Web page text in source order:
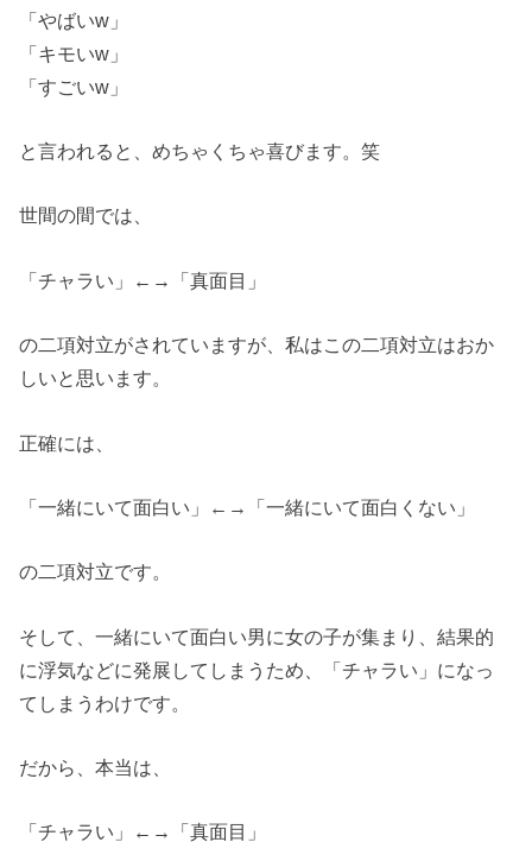
「やばいw」
「キモいw」
「すごいw」
と言われると、めちゃくちゃ喜びます。笑
世間の間では、
「チャラい」←→「真面目」
の二項対立がされていますが、私はこの二項対立はおか
しいと思います。
正確には、
「一緒にいて面白い」←→「一緒にいて面白くない」
の二項対立です。
そして、一緒にいて面白い男に女の子が集まり、結果的
に浮気などに発展してしまうため、「チャラい」になっ
てしまうわけです。
だから、本当は、
「チャラい」←→「真面目」